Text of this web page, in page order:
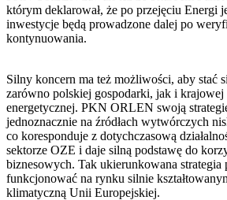
którym deklarował, że po przejęciu Energi
inwestycje będą prowadzone dalej po
kontynuowania.
Silny koncern ma też możliwości, aby stać
zarówno polskiej gospodarki, jak i krajowej
energetycznej. PKN ORLEN swoją
jednoznacznie na źródłach wytwórczych
co koresponduje z dotychczasową
sektorze OZE i daje silną podstawę do
biznesowych. Tak ukierunkowana
funkcjonować na rynku silnie
klimatyczną Unii Europejskiej.